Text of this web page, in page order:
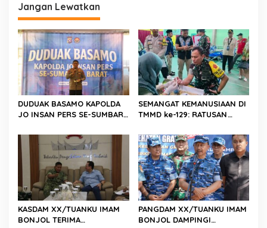
a
s
i
p
o
s
Jangan Lewatkan
DUDUAK BASAMO KAPOLDA
JO INSAN PERS SE-SUMBAR,
Abadhy Dorong Kolaborasi
Polri dan Media Demi
Kepentingan Masyarakat
SEMANGAT KEMANUSIAAN DI
TMMD ke-129: RATUSAN
KEBUTUHAAN STOK DARAH
KASDAM XX/TUANKU IMAM
BONJOL TERIMA
PANGDAM XX/TUANKU IMAM
BONJOL DAMPINGI